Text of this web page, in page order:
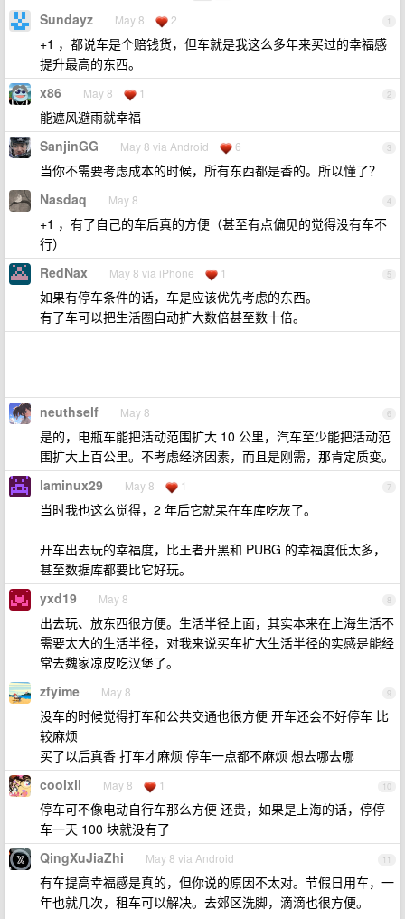
1
Sundayz May 8 2
+1 ，都说车是个赔钱货，但车就是我这么多年来买过的幸福感
提升最高的东西。
2
x86 May 8 1
能遮风避雨就幸福
3
SanjinGG May 8 via Android 6
当你不需要考虑成本的时候，所有东西都是香的。所以懂了？
4
Nasdaq May 8
+1 ，有了自己的车后真的方便（甚至有点偏见的觉得没有车不
行）
5
RedNax May 8 via iPhone 1
如果有停车条件的话，车是应该优先考虑的东西。
有了车可以把生活圈自动扩大数倍甚至数十倍。
6
neuthself May 8
是的，电瓶车能把活动范围扩大 10 公里，汽车至少能把活动范
围扩大上百公里。不考虑经济因素，而且是刚需，那肯定质变。
7
laminux29 May 8 1
当时我也这么觉得，2 年后它就呆在车库吃灰了。
开车出去玩的幸福度，比王者开黑和 PUBG 的幸福度低太多，
甚至数据库都要比它好玩。
8
yxd19 May 8
出去玩、放东西很方便。生活半径上面，其实本来在上海生活不
需要太大的生活半径，对我来说买车扩大生活半径的实感是能经
常去魏家凉皮吃汉堡了。
9
zfyime May 8
没车的时候觉得打车和公共交通也很方便 开车还会不好停车 比
较麻烦
买了以后真香 打车才麻烦 停车一点都不麻烦 想去哪去哪
10
coolxll May 8 1
停车可不像电动自行车那么方便 还贵，如果是上海的话，停停
车一天 100 块就没有了
11
QingXuJiaZhi May 8 via Android
有车提高幸福感是真的，但你说的原因不太对。节假日用车，一
年也就几次，租车可以解决。去郊区洗脚，滴滴也很方便。